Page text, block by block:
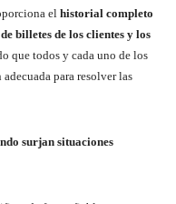
el historial completo
billetes de los clientes y los
que todos y cada uno de los
para resolver las
surjan situaciones